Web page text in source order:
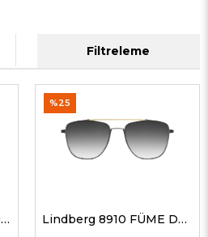
Filtreleme
Lindberg 89019 U9 / ROSE 49 G Unisex Güneş Gözlükleri Lindberg 8910 FÜME DEG U9 55-19 G Erkek Güneş Gözlükleri
%25